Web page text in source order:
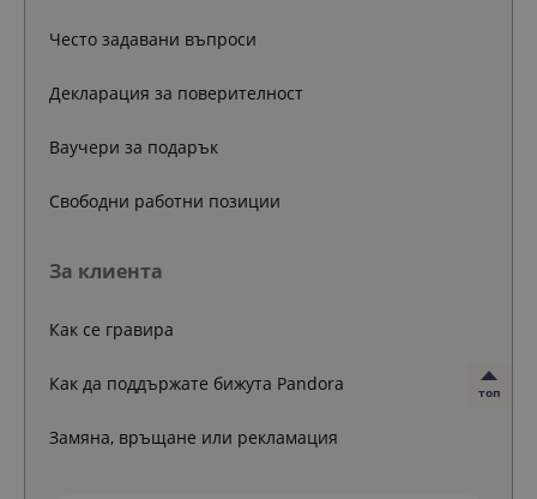
топ
Често задавани въпроси
Декларация за поверителност
Ваучери за подарък
Свободни работни позиции
За клиента
Как се гравира
Как да поддържате бижута Pandora
Замяна, връщане или рекламация